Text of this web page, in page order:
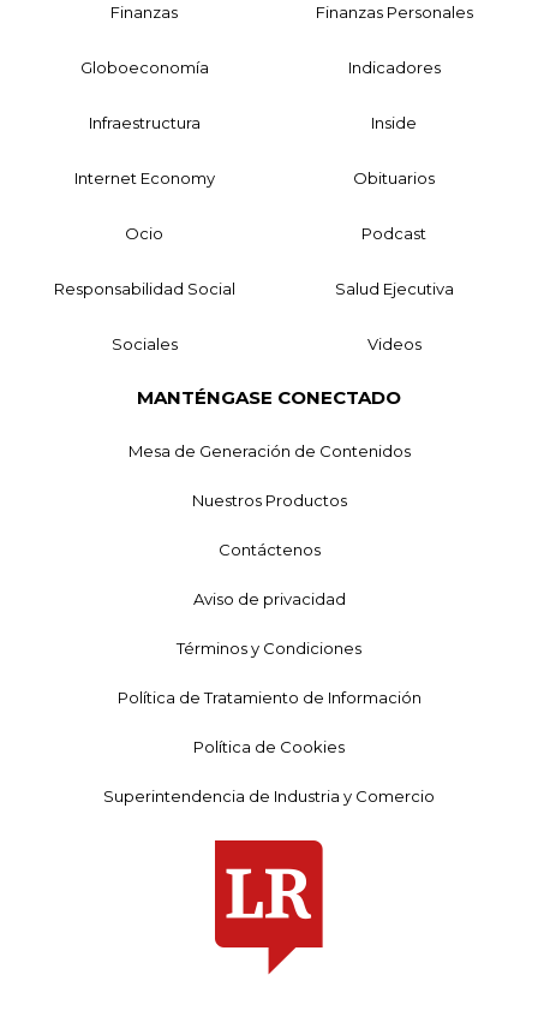
Finanzas Finanzas Personales
Globoeconomía Indicadores
Infraestructura Inside
Internet Economy Obituarios
Ocio Podcast
Responsabilidad Social Salud Ejecutiva
Sociales Videos
MANTÉNGASE CONECTADO
Mesa de Generación de Contenidos
Nuestros Productos
Contáctenos
Aviso de privacidad
Términos y Condiciones
Política de Tratamiento de Información
Política de Cookies
Superintendencia de Industria y Comercio